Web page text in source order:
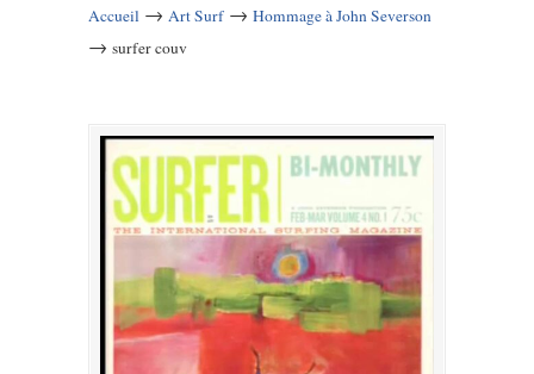
Accueil → Art Surf → Hommage à John Severson
→ surfer couv